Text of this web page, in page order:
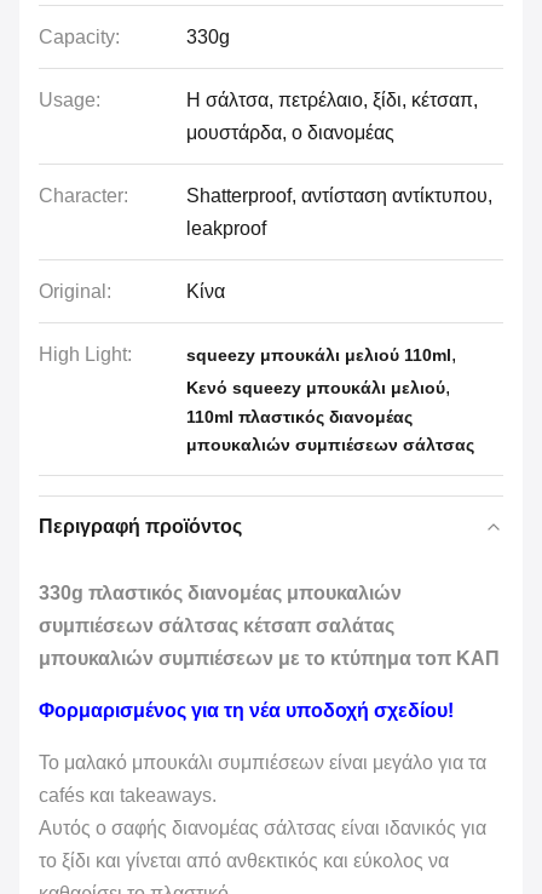
Capacity: 330g
Usage:
Η σάλτσα, πετρέλαιο, ξίδι, κέτσαπ,
μουστάρδα, ο διανομέας
Character:
Shatterproof, αντίσταση αντίκτυπου,
leakproof
Original: Κίνα
High Light: squeezy μπουκάλι μελιού 110ml,
Κενό squeezy μπουκάλι μελιού,
110ml πλαστικός διανομέας
μπουκαλιών συμπιέσεων σάλτσας
Περιγραφή προϊόντος
330g πλαστικός διανομέας μπουκαλιών
συμπιέσεων σάλτσας κέτσαπ σαλάτας
μπουκαλιών συμπιέσεων με το κτύπημα τοπ ΚΑΠ
Φορμαρισμένος για τη νέα υποδοχή σχεδίου!
Το μαλακό μπουκάλι συμπιέσεων είναι μεγάλο για τα
cafés και takeaways.
Αυτός ο σαφής διανομέας σάλτσας είναι ιδανικός για
το ξίδι και γίνεται από ανθεκτικός και εύκολος να